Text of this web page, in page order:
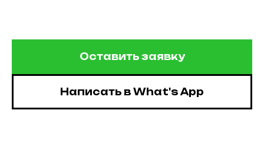
Оставить заявку
Написать в What's App